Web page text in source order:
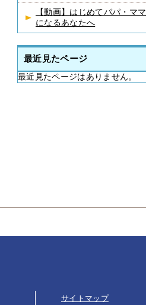
【動画】はじめてパパ・ママ
になるあなたへ
最近見たページ
最近見たページはありません。
サイトマップ